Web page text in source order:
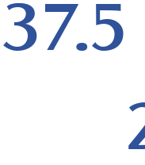
37.5